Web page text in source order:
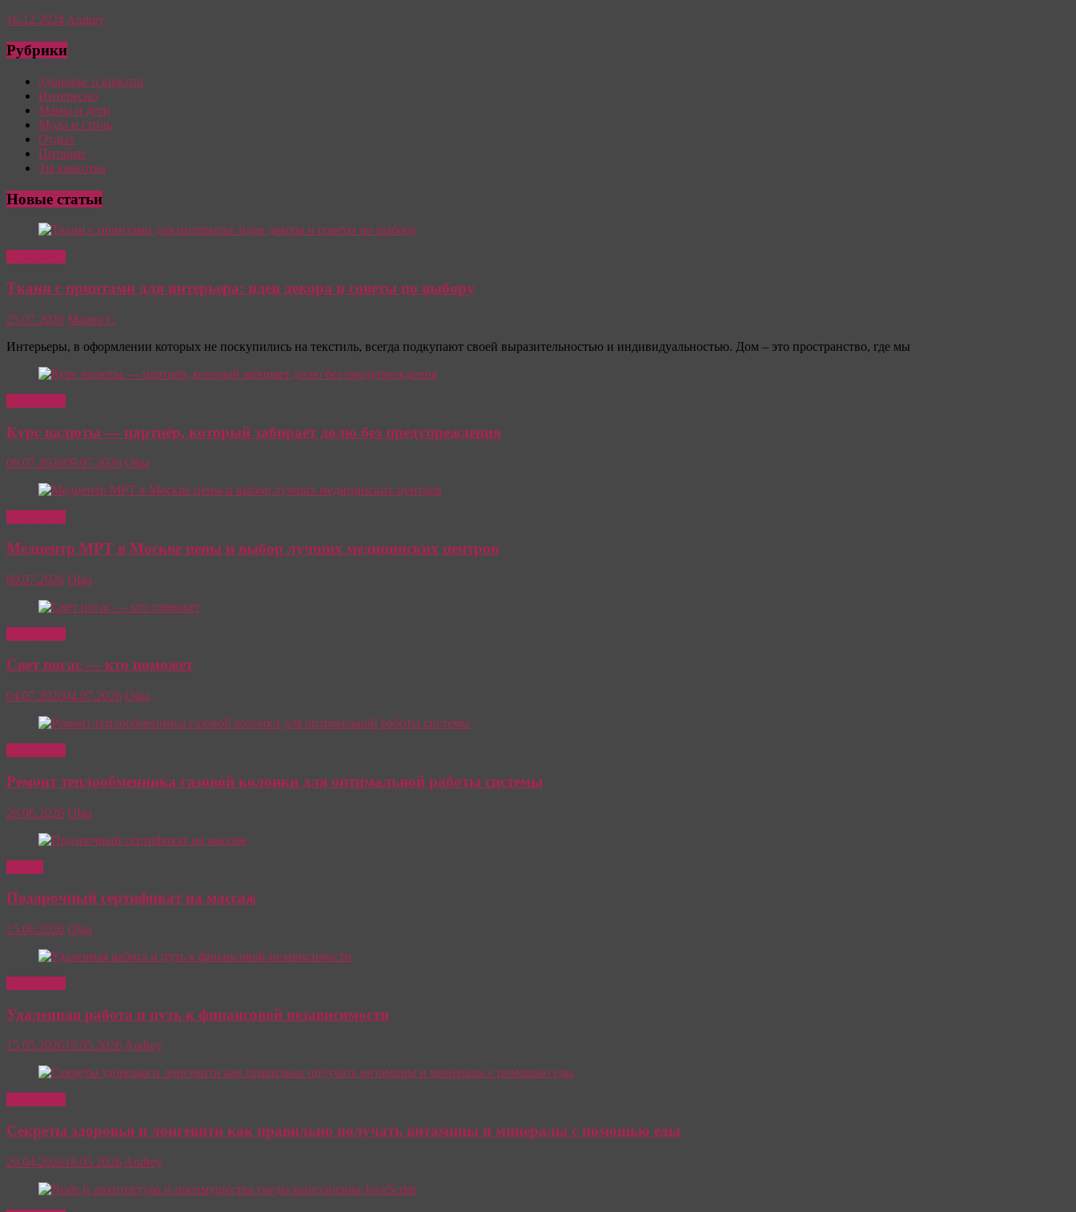
16.12.2024 Andrey
Рубрики
Здоровье и красота
Интересно
Мамы и дети
Мода и стиль
Отдых
Питание
Ты красотка
Новые статьи
Ткани с принтами для интерьера: идеи декора и советы по выбору
25.07.2026 Мария С
Интерьеры, в оформлении которых не поскупились на текстиль, всегда подкупают своей выразительностью и индивидуальностью. Дом – это пространство, где мы
Курс валюты — партнёр, который забирает долю без предупреждения
09.07.202609.07.2026 Olga
Медцентр МРТ в Москве цены и выбор лучших медицинских центров
09.07.2026 Olga
Свет погас — кто поможет
04.07.202604.07.2026 Olga
Ремонт теплообменника газовой колонки для оптимальной работы системы
26.06.2026 Olga
Подарочный сертификат на массаж
15.06.2026 Olga
Удаленная работа и путь к финансовой независимости
15.05.202618.05.2026Andrey
Секреты здоровья и лонгевити как правильно получать витамины и минералы с помощью еды
29.04.202618.05.2026 Andrey